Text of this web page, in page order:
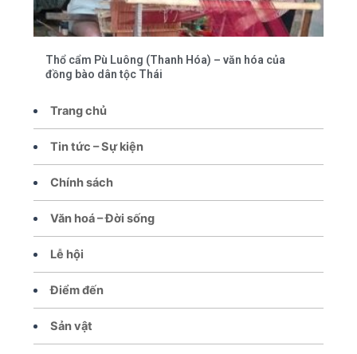
Trang chủ
Tin tức – Sự kiện
Chính sách
Văn hoá – Đời sống
Lễ hội
Điểm đến
Sản vật
Thổ cẩm Pù Luông (Thanh Hóa) – văn hóa của
đồng bào dân tộc Thái